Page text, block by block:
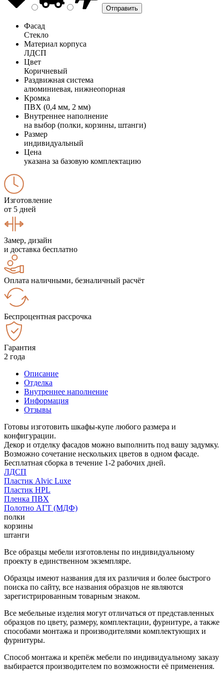
Фасад
Стекло
Материал корпуса
ЛДСП
Цвет
Коричневый
Раздвижная система
алюминиевая, нижнеопорная
Кромка
ПВХ (0,4 мм, 2 мм)
Внутреннее наполнение
на выбор (полки, корзины, штанги)
Размер
индивидуальный
Цена
указана за базовую комплектацию
Изготовление
от 5 дней
Замер, дизайн
и доставка бесплатно
Оплата наличными, безналичный расчёт
Беспроцентная рассрочка
Гарантия
2 года
Описание
Отделка
Внутреннее наполнение
Информация
Отзывы
Готовы изготовить шкафы-купе любого размера и
конфигурации.
Декор и отделку фасадов можно выполнить под вашу задумку.
Возможно сочетание нескольких цветов в одном фасаде.
Бесплатная сборка в течение 1-2 рабочих дней.
ЛДСП
Пластик Alvic Luxe
Пластик HPL
Пленка ПВХ
Полотно АГТ (МДФ)
полки
корзины
штанги
Все образцы мебели изготовлены по индивидуальному
проекту в единственном экземпляре.
Образцы имеют названия для их различия и более быстрого
поиска по сайту, все названия образцов не являются
зарегистрированным товарным знаком.
Все мебельные изделия могут отличаться от представленных
образцов по цвету, размеру, комплектации, фурнитуре, а также
способами монтажа и производителями комплектующих и
фурнитуры.
Способ монтажа и крепёж мебели по индивидуальному заказу
выбирается производителем по возможности её применения.